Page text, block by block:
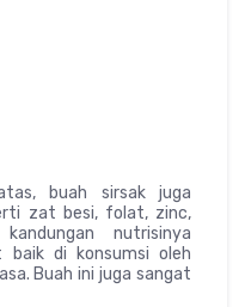
buah sirsak juga
zat besi, folat, zinc,
nutrisinya
baik di konsumsi oleh
Buah ini juga sangat